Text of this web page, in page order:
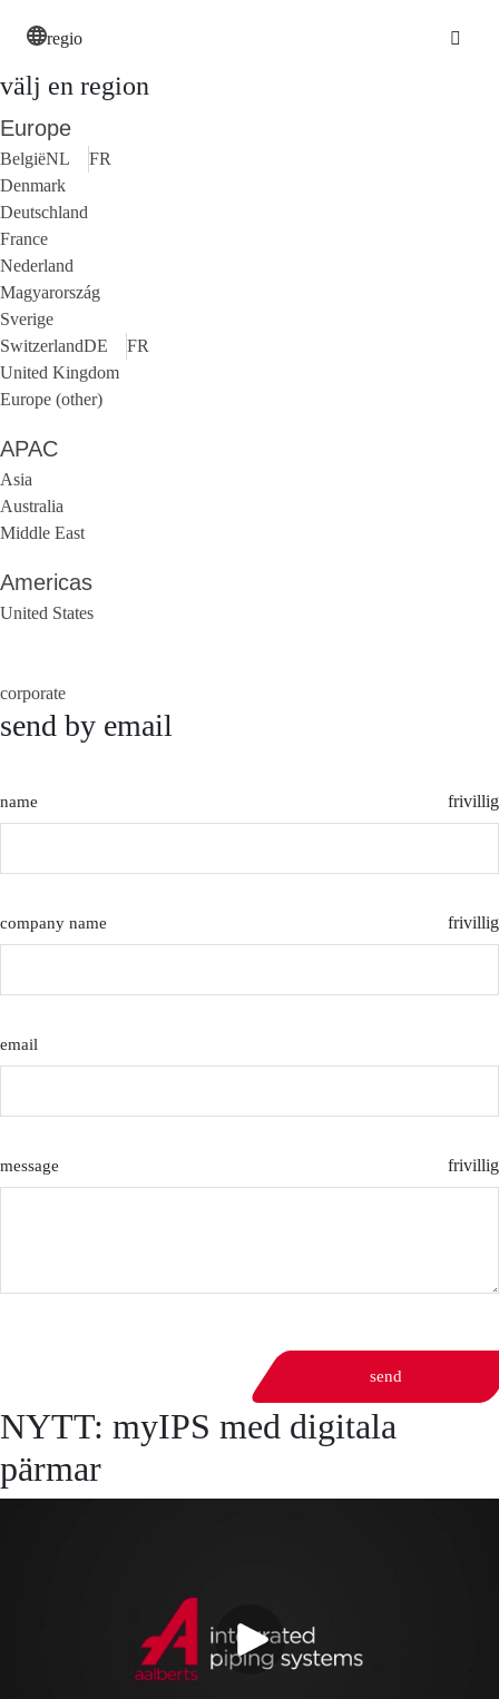
regio
välj en region
Europe
BelgiëNL
FR
Denmark
Deutschland
France
Nederland
Magyarország
Sverige
SwitzerlandDE
FR
United Kingdom
Europe (other)
APAC
Asia
Australia
Middle East
Americas
United States
corporate
send by email
name frivillig
company name frivillig
email
message frivillig
send
NYTT: myIPS med digitala
pärmar